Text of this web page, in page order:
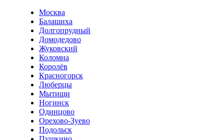
Москва
Балашиха
Долгопрудный
Домодедово
Жуковский
Коломна
Королёв
Красногорск
Люберцы
Мытищи
Ногинск
Одинцово
Орехово-Зуево
Подольск